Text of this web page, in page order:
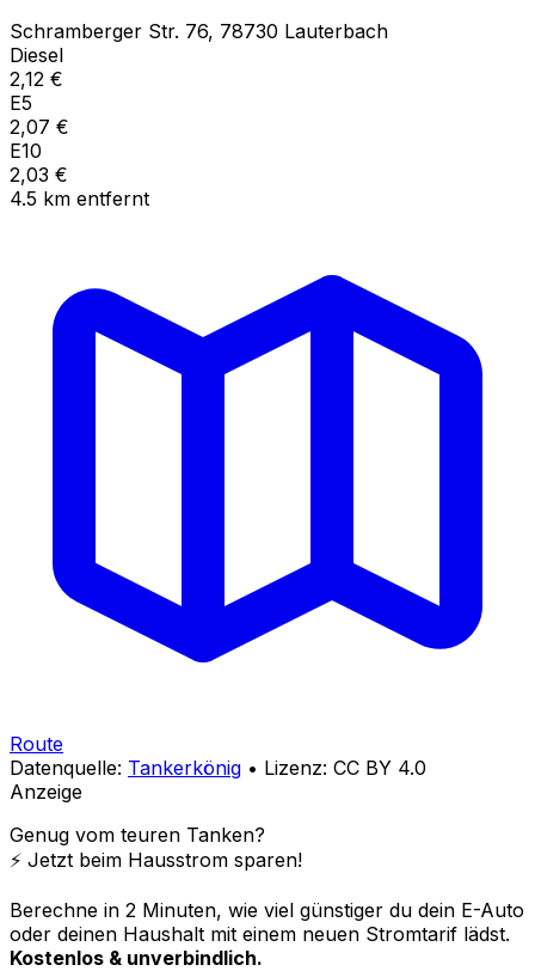
Schramberger Str. 76, 78730 Lauterbach
Diesel
2,12 €
E5
2,07 €
E10
2,03 €
4.5 km entfernt
Route
Datenquelle: Tankerkönig • Lizenz: CC BY 4.0
Anzeige
Genug vom teuren Tanken?
⚡️ Jetzt beim Hausstrom sparen!
Berechne in 2 Minuten, wie viel günstiger du dein E-Auto
oder deinen Haushalt mit einem neuen Stromtarif lädst.
Kostenlos & unverbindlich.